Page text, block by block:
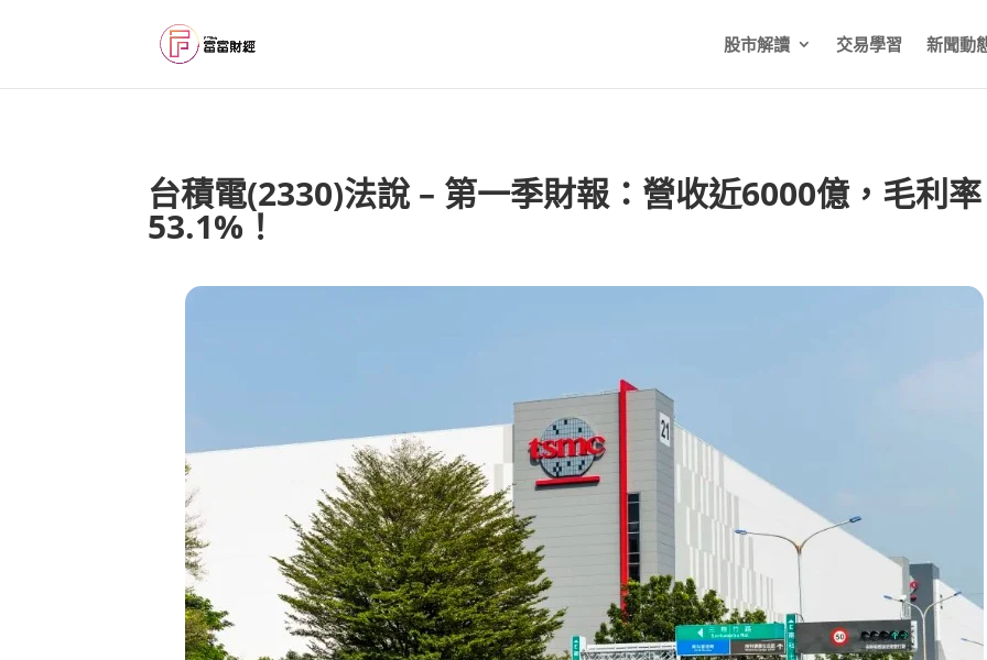
股市解讀 交易學習 新聞動
台積電(2330)法說 – 第一季財報：營收近6000億，毛利率
53.1%！